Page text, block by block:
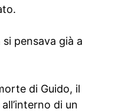
pensava già a
di Guido, il
di un